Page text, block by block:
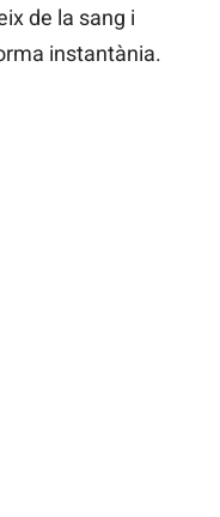
de la sang i
instantània.